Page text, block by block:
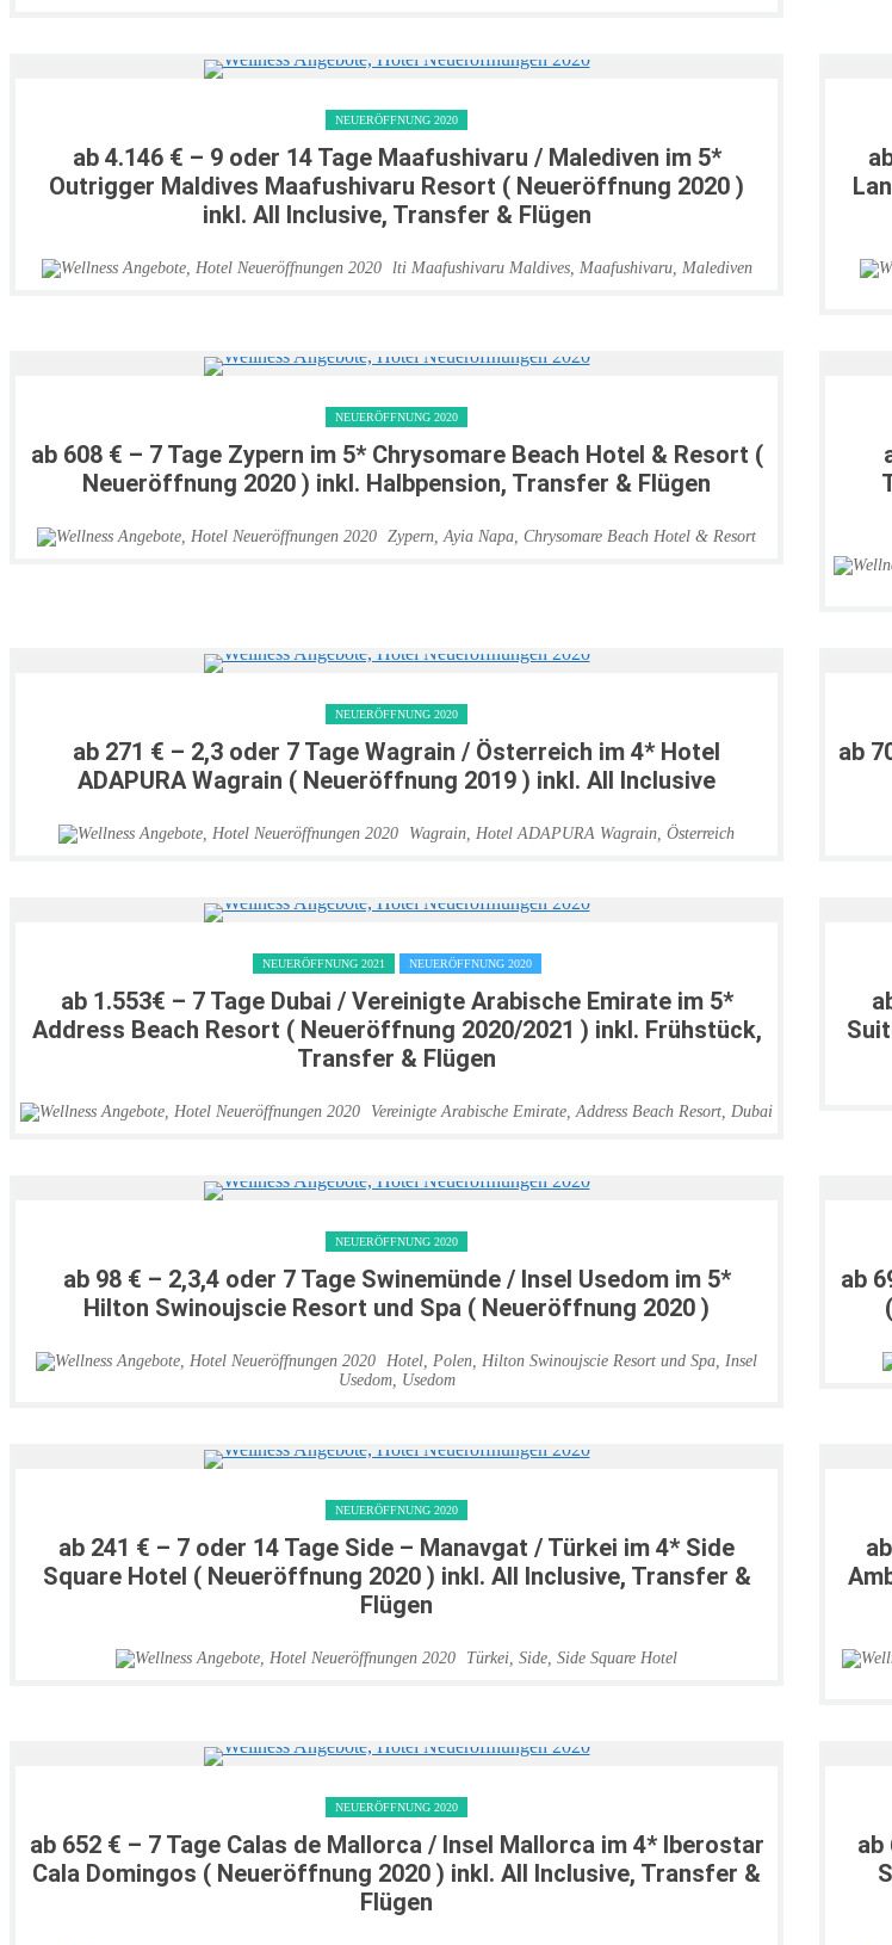
NEUERÖFFNUNG 2020
ab 4.146 € – 9 oder 14 Tage Maafushivaru / Malediven im 5*
Outrigger Maldives Maafushivaru Resort ( Neueröffnung 2020 )
inkl. All Inclusive, Transfer & Flügen
lti Maafushivaru Maldives, Maafushivaru, Malediven
NEUERÖFFNUNG 2020
ab 608 € – 7 Tage Zypern im 5* Chrysomare Beach Hotel & Resort (
Neueröffnung 2020 ) inkl. Halbpension, Transfer & Flügen
Zypern,Ayia Napa, Chrysomare Beach Hotel & Resort
NEUERÖFFNUNG 2020
ab 271 € – 2,3 oder 7 Tage Wagrain / Österreich im 4* Hotel
ADAPURA Wagrain ( Neueröffnung 2019 ) inkl. All Inclusive
Wagrain, Hotel ADAPURA Wagrain, Österreich
ab
NEUERÖFFNUNG 2021 NEUERÖFFNUNG 2020
ab 1.553€ – 7 Tage Dubai / Vereinigte Arabische Emirate im 5*
Address Beach Resort ( Neueröffnung 2020/2021 ) inkl. Frühstück,
Transfer & Flügen
Vereinigte Arabische Emirate,Address Beach Resort, Dubai
NEUERÖFFNUNG 2020
ab 98 € – 2,3,4 oder 7 Tage Swinemünde / Insel Usedom im 5*
Hilton Swinoujscie Resort und Spa ( Neueröffnung 2020 )
Hotel, Polen, Hilton Swinoujscie Resort und Spa, Insel
Usedom, Usedom
ab
NEUERÖFFNUNG 2020
ab 241 € – 7 oder 14 Tage Side – Manavgat / Türkei im 4* Side
Square Hotel ( Neueröffnung 2020 ) inkl. All Inclusive, Transfer &
Flügen
Türkei, Side, Side Square Hotel
NEUERÖFFNUNG 2020
ab 652 € – 7 Tage Calas de Mallorca / Insel Mallorca im 4* Iberostar
Cala Domingos ( Neueröffnung 2020 ) inkl. All Inclusive, Transfer &
Flügen
ab